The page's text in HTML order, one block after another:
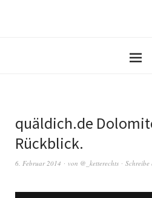
quäldich.de
Rückblick.
6. Februar 2014 von @_ketterechts Schreibe